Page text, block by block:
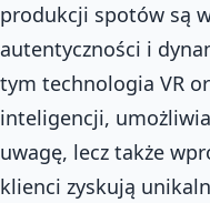
produkcji spotów są
autentyczności i
tym technologia VR
inteligencji,
uwagę, lecz także
klienci zyskują